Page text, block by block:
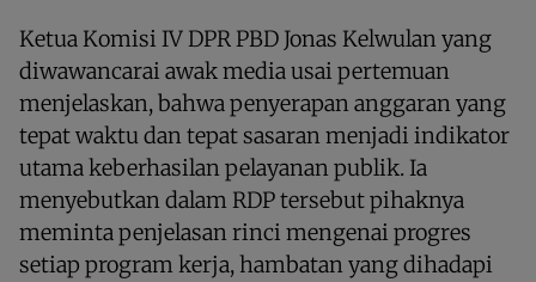
Ketua Komisi IV DPR PBD Jonas Kelwulan yang
diwawancarai awak media usai pertemuan
menjelaskan, bahwa penyerapan anggaran yang
tepat waktu dan tepat sasaran menjadi indikator
utama keberhasilan pelayanan publik. Ia
menyebutkan dalam RDP tersebut pihaknya
meminta penjelasan rinci mengenai progres
setiap program kerja, hambatan yang dihadapi